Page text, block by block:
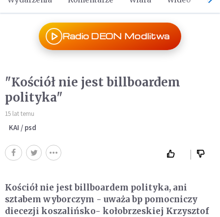
Radio DEON Modlitwa
"Kościół nie jest billboardem
polityka"
15 lat temu
KAI / psd
Kościół nie jest billboardem polityka, ani
sztabem wyborczym - uważa bp pomocniczy
diecezji koszalińsko- kołobrzeskiej Krzysztof